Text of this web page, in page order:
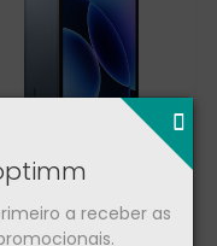
Pad 8
a receber as